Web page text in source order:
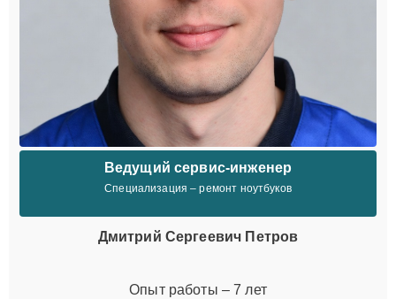
Ведущий сервис-инженер
Специализация – ремонт ноутбуков
Дмитрий Сергеевич Петров
Опыт работы – 7 лет